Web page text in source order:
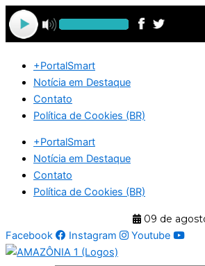
Ir
para
o
+PortalSmart
Notícia em Destaque
Contato
Política de Cookies (BR)
+PortalSmart
Notícia em Destaque
Contato
Política de Cookies (BR)
09 de
Facebook
Instagram Youtube